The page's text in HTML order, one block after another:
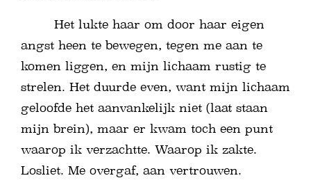
Het lukte haar om door haar eigen
angst heen te bewegen, tegen me aan te
komen liggen, en mijn lichaam rustig te
strelen. Het duurde even, want mijn lichaam
geloofde het aanvankelijk niet (laat staan
mijn brein), maar er kwam toch een punt
waarop ik verzachtte. Waarop ik zakte.
Losliet. Me overgaf, aan vertrouwen.